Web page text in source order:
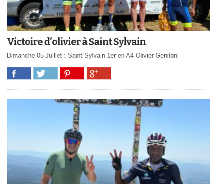
Victoire d’olivier à Saint Sylvain
Dimanche 05 Juillet : Saint Sylvain 1er en A4 Olivier Genitoni